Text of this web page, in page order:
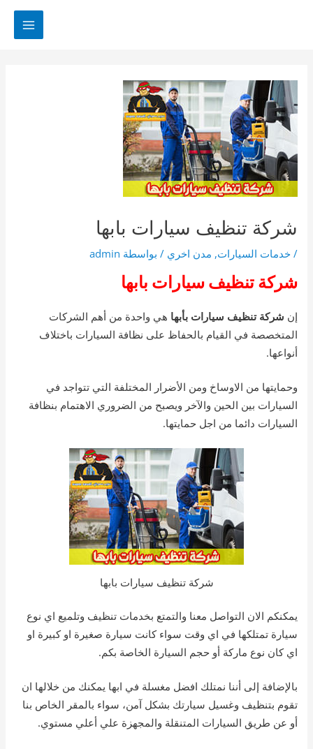
شركة تنظيف سيارات بابها
/خدمات السيارات, مدن اخري / بواسطة admin
شركة تنظيف سيارات بابها
إن شركة تنظيف سيارات بأبها هي واحدة من أهم الشركات
المتخصصة في القيام بالحفاظ على نظافة السيارات باختلاف
أنواعها.
وحمايتها من الاوساخ ومن الأضرار المختلفة التي تتواجد في
السيارات بين الحين والآخر ويصبح من الضروري الاهتمام بنظافة
السيارات دائما من اجل حمايتها.
شركة تنظيف سيارات بابها
يمكنكم الان التواصل معنا والتمتع بخدمات تنظيف وتلميع اي نوع
سيارة تمتلكها في اي وقت سواء كانت سيارة صغيرة او كبيرة او
اي كان نوع ماركة أو حجم السيارة الخاصة بكم.
بالإضافة إلى أننا نمتلك افضل مغسلة في ابها يمكنك من خلالها ان
تقوم بتنظيف وغسيل سيارتك بشكل آمن، سواء بالمقر الخاص بنا
أو عن طريق السيارات المتنقلة والمجهزة علي أعلي مستوي.